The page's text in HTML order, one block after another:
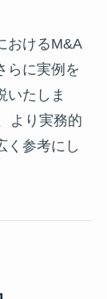
おけるM&A
らに実例を
いたしま
より実務的
く参考にし